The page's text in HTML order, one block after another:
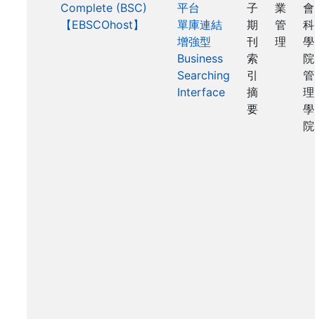
Complete (BSC)
【EBSCOhost】
平台
單庫連結
增強型
Business
Searching
Interface
子
期
刊
索
引
摘
要
業
管
理
會
科
學
院
管
理
學
院